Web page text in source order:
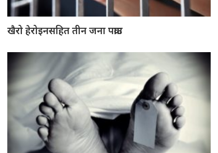
खैरो हेरोइनसहित तीन जना पक्राउ